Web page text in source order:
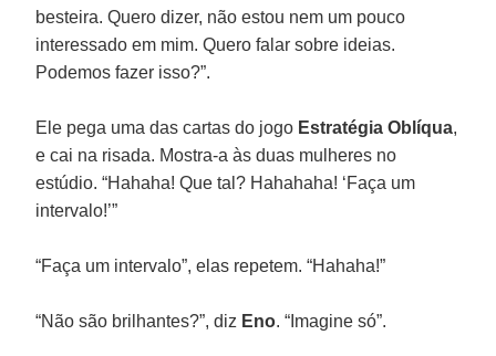
besteira. Quero dizer, não estou nem um pouco
interessado em mim. Quero falar sobre ideias.
Podemos fazer isso?”.
Ele pega uma das cartas do jogo Estratégia Oblíqua,
e cai na risada. Mostra-a às duas mulheres no
estúdio. “Hahaha! Que tal? Hahahaha! ‘Faça um
intervalo!’”
“Faça um intervalo”, elas repetem. “Hahaha!”
“Não são brilhantes?”, diz Eno. “Imagine só”.